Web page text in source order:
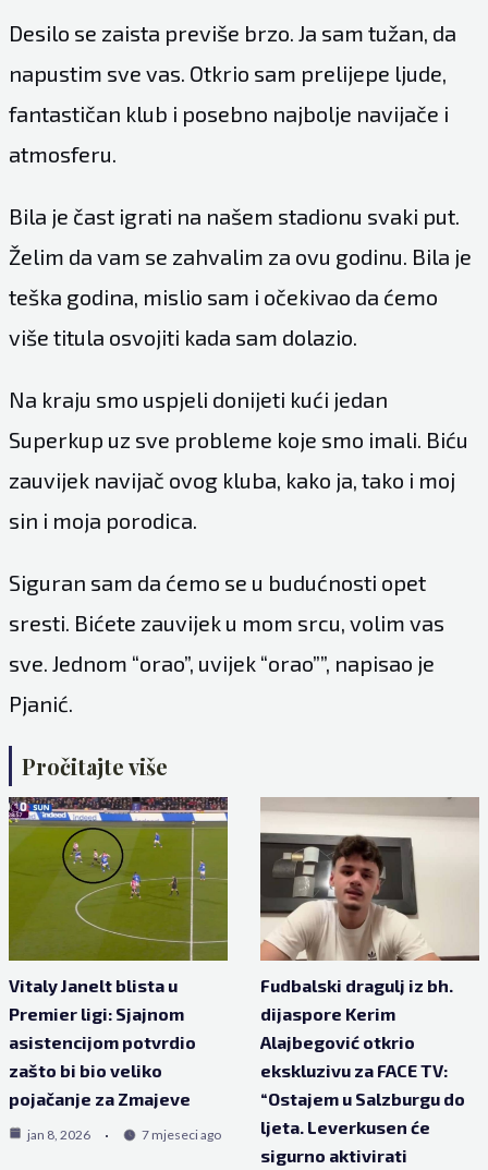
Desilo se zaista previše brzo. Ja sam tužan, da
napustim sve vas. Otkrio sam prelijepe ljude,
fantastičan klub i posebno najbolje navijače i
atmosferu.
Bila je čast igrati na našem stadionu svaki put.
Želim da vam se zahvalim za ovu godinu. Bila je
teška godina, mislio sam i očekivao da ćemo
više titula osvojiti kada sam dolazio.
Na kraju smo uspjeli donijeti kući jedan
Superkup uz sve probleme koje smo imali. Biću
zauvijek navijač ovog kluba, kako ja, tako i moj
sin i moja porodica.
Siguran sam da ćemo se u budućnosti opet
sresti. Bićete zauvijek u mom srcu, volim vas
sve. Jednom “orao”, uvijek “orao””, napisao je
Pjanić.
Pročitajte više
Vitaly Janelt blista u
Premier ligi: Sjajnom
asistencijom potvrdio
zašto bi bio veliko
pojačanje za Zmajeve
jan 8, 2026 7 mjeseci ago
Fudbalski dragulj iz bh.
dijaspore Kerim
Alajbegović otkrio
ekskluzivu za FACE TV:
“Ostajem u Salzburgu do
ljeta. Leverkusen će
sigurno aktivirati